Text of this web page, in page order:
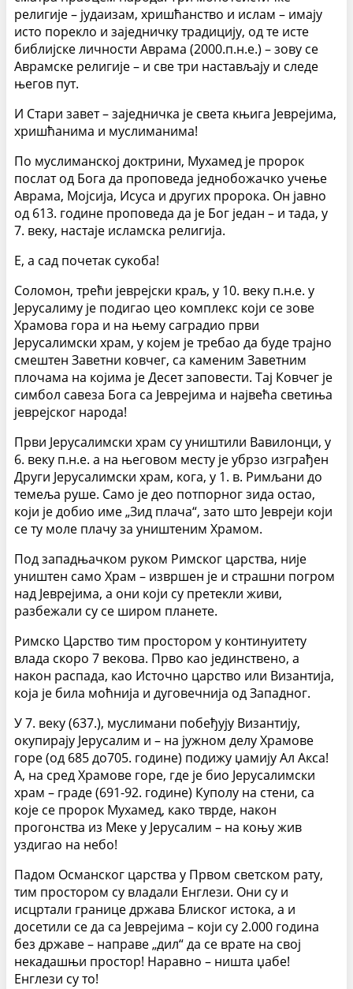
религије – јудаизам, хришћанство и ислам – имају
исто порекло и заједничку традицију, од те исте
библијске личности Аврама (2000.п.н.е.) – зову се
Аврамске религије – и све три настављају и следе
његов пут.
И Стари завет – заједничка је света књига Јеврејима,
хришћанима и муслиманима!
По муслиманској доктрини, Мухамед је пророк
послат од Бога да проповеда једнобожачко учење
Аврама, Мојсија, Исуса и других пророка. Он јавно
од 613. године проповеда да је Бог један – и тада, у
7. веку, настаје исламска религија.
Е, а сад почетак сукоба!
Соломон, трећи јеврејски краљ, у 10. веку п.н.е. у
Јерусалиму је подигао цео комплекс који се зове
Храмова гора и на њему саградио први
Јерусалимски храм, у којем је требао да буде трајно
смештен Заветни ковчег, са каменим Заветним
плочама на којима је Десет заповести. Тај Ковчег је
симбол савеза Бога са Јеврејима и највећа светиња
јеврејског народа!
Први Јерусалимски храм су уништили Вавилонци, у
6. веку п.н.е. а на његовом месту је убрзо изграђен
Други Јерусалимски храм, кога, у 1. в. Римљани до
темеља руше. Само је део потпорног зида остао,
који је добио име „Зид плача“, зато што Јевреји који
се ту моле плачу за уништеним Храмом.
Под западњачком руком Римског царства, није
уништен само Храм – извршен је и страшни погром
над Јеврејима, а они који су претекли живи,
разбежали су се широм планете.
Римско Царство тим простором у континуитету
влада скоро 7 векова. Прво као јединствено, а
након распада, као Источно царство или Византија,
која је била моћнија и дуговечнија од Западног.
У 7. веку (637.), муслимани побеђују Византију,
окупирају Јерусалим и – на јужном делу Храмове
горе (од 685 до705. године) подижу џамију Ал Акса!
А, на сред Храмове горе, где је био Јерусалимски
храм – граде (691-92. године) Куполу на стени, са
које се пророк Мухамед, како тврде, након
прогонства из Меке у Јерусалим – на коњу жив
уздигао на небо!
Падом Османског царства у Првом светском рату,
тим простором су владали Енглези. Они су и
исцртали границе држава Блиског истока, а и
досетили се да са Јеврејима – који су 2.000 година
без државе – направе „дил“ да се врате на свој
некадашњи простор! Наравно – ништа џабе!
Енглези су то!